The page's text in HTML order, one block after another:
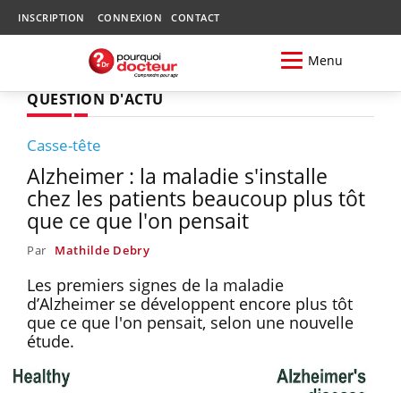
INSCRIPTION CONNEXION CONTACT
Menu
QUESTION D'ACTU
Casse-tête
Alzheimer : la maladie s'installe
chez les patients beaucoup plus tôt
que ce que l'on pensait
Par Mathilde Debry
Les premiers signes de la maladie
d’Alzheimer se développent encore plus tôt
que ce que l'on pensait, selon une nouvelle
étude.